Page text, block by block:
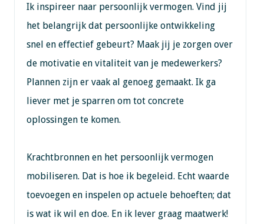
Ik inspireer naar persoonlijk vermogen. Vind jij
het belangrijk dat persoonlijke ontwikkeling
snel en effectief gebeurt? Maak jij je zorgen over
de motivatie en vitaliteit van je medewerkers?
Plannen zijn er vaak al genoeg gemaakt. Ik ga
liever met je sparren om tot concrete
oplossingen te komen.
Krachtbronnen en het persoonlijk vermogen
mobiliseren. Dat is hoe ik begeleid. Echt waarde
toevoegen en inspelen op actuele behoeften; dat
is wat ik wil en doe. En ik lever graag maatwerk!